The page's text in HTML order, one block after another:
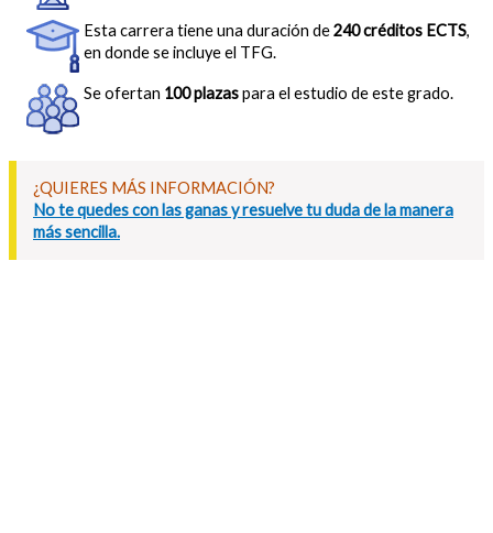
Esta carrera tiene una duración de240 créditos ECTS,
en donde se incluye el TFG.
Se ofertan 100 plazaspara el estudio de este grado.
¿QUIERES MÁS INFORMACIÓN?
No te quedes con las ganas y resuelve tu duda de la manera
más sencilla.